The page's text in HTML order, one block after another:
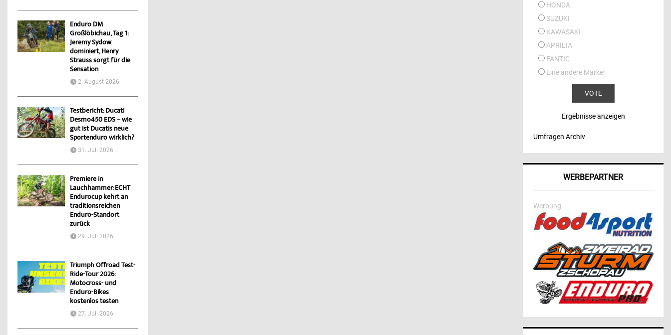
Enduro DM
Großlöbichau, Tag 1:
Jeremy Sydow
dominiert, Henry
Strauss sorgt für die
Sensation
2. August 2026
Testbericht: Ducati
Desmo450 EDS – wie
gut ist Ducatis neue
Sportenduro wirklich?
31. Juli 2026
Premiere in
Lauchhammer: ECHT
Endurocup kehrt an
traditionsreichen
Enduro-Standort
zurück
29. Juli 2026
Triumph Offroad Test-
Ride-Tour 2026:
Motocross- und
Enduro-Bikes
kostenlos testen
27. Juli 2026
HONDA
SUZUKI
KAWASAKI
APRILIA
FANTIC
Eine andere Marke!
Ergebnisse anzeigen
Umfragen Archiv
WERBEPARTNER
Werbung